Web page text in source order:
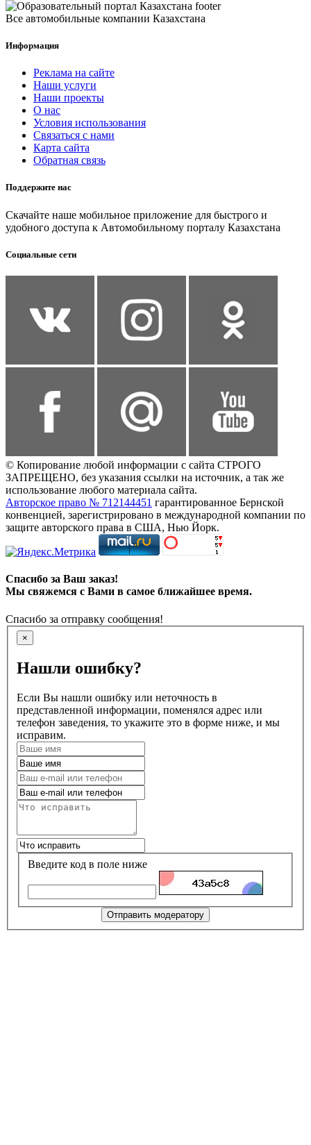
Все автомобильные компании Казахстана
Информация
Реклама на сайте
Наши услуги
Наши проекты
О нас
Условия использования
Связаться с нами
Карта сайта
Обратная связь
Поддержите нас
Скачайте наше мобильное приложение для быстрого и
удобного доступа к Автомобильному порталу Казахстана
Социальные сети
© Копирование любой информации с сайта СТРОГО
ЗАПРЕЩЕНО, без указания ссылки на источник, а так же
использование любого материала сайта.
Авторское право № 712144451 гарантированное Бернской
конвенцией, зарегистрировано в международной компании по
защите авторского права в США, Нью Йорк.
Спасибо за Ваш заказ!
Мы свяжемся с Вами в самое ближайшее время.
Спасибо за отправку сообщения!
×
Нашли ошибку?
Если Вы нашли ошибку или неточность в
представленной информации, поменялся адрес или
телефон заведения, то укажите это в форме ниже, и мы
исправим.
Введите код в поле ниже
Отправить модератору